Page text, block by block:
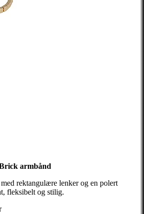
armbånd
rektangulære lenker og en polert
fleksibelt og stilig.